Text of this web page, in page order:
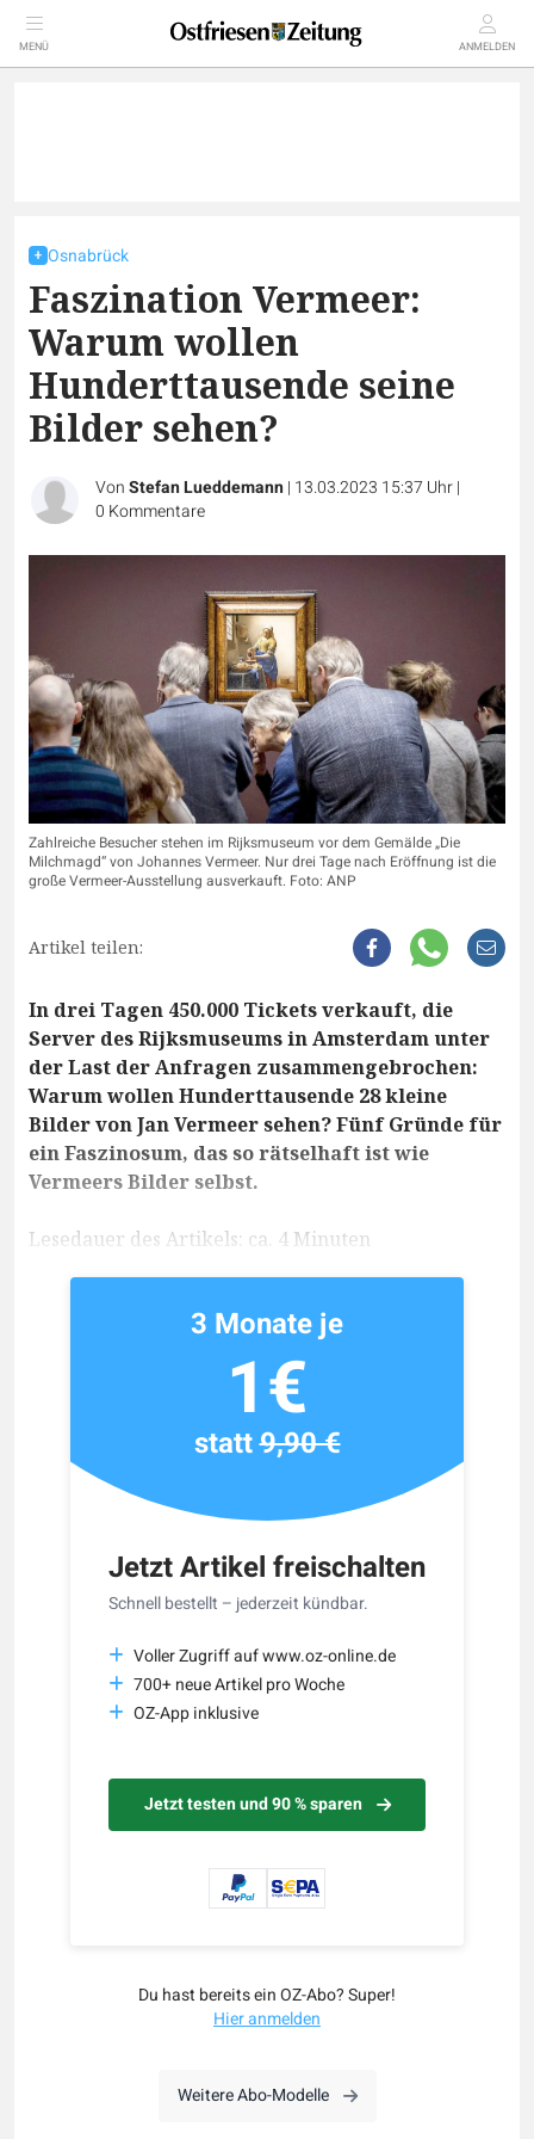
MENÜ ANMELDEN
Osnabrück
Faszination Vermeer:
Warum wollen
Hunderttausende seine
Bilder sehen?
VonStefan Lueddemann| 13.03.2023 15:37 Uhr|
0 Kommentare
Zahlreiche Besucher stehen im Rijksmuseum vor dem Gemälde „Die
Milchmagd“ von Johannes Vermeer. Nur drei Tage nach Eröffnung ist die
große Vermeer-Ausstellung ausverkauft. Foto: ANP
Artikel teilen:
In drei Tagen 450.000 Tickets verkauft, die
Server des Rijksmuseums in Amsterdam unter
der Last der Anfragen zusammengebrochen:
Warum wollen Hunderttausende 28 kleine
Bilder von Jan Vermeer sehen? Fünf Gründe für
ein Faszinosum, das so rätselhaft ist wie
Vermeers Bilder selbst.
Lesedauer des Artikels: ca. 4 Minuten
Jetzt Artikel freischalten
Schnell bestellt – jederzeit kündbar.
Voller Zugriff auf www.oz-online.de
700+ neue Artikel pro Woche
OZ-App inklusive
Jetzt testen und 90 % sparen
3 Monate je
1€
statt9,90 €
Du hast bereits ein OZ-Abo? Super!
Hier anmelden
Weitere Abo-Modelle